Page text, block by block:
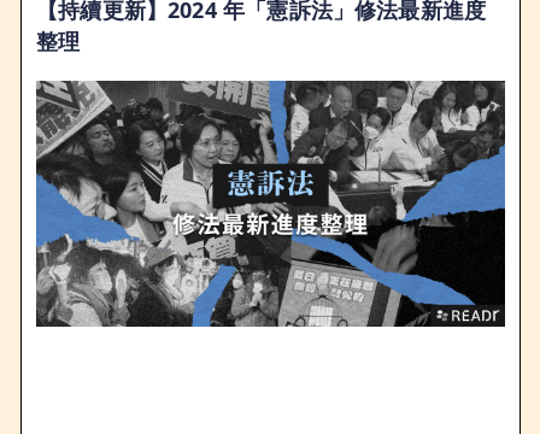
【持續更新】2024 年「憲訴法」修法最新進度
整理